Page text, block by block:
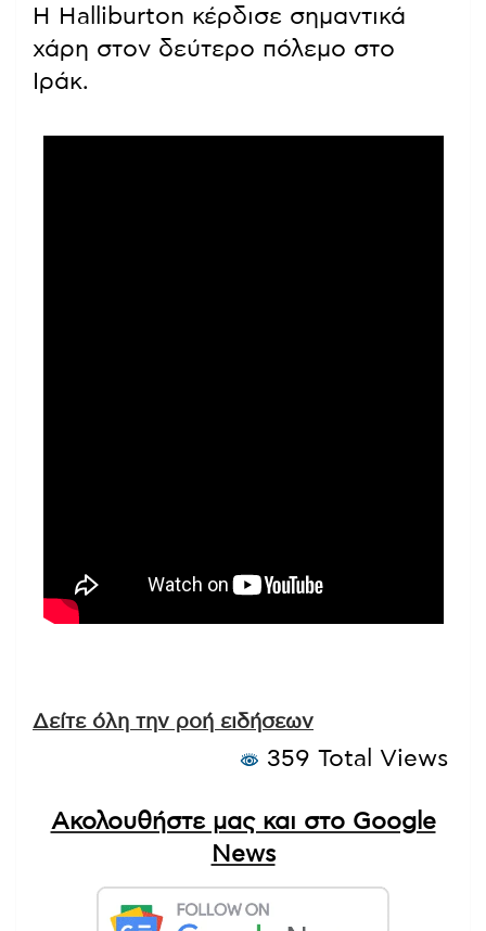
Η Halliburton κέρδισε σημαντικά
χάρη στον δεύτερο πόλεμο στο
Ιράκ.
Δείτε όλη την ροή ειδήσεων
359 Total Views
Ακολουθήστε μας και στο Google
News